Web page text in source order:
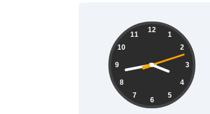
03:43:13 12
1
2
3
4
5
6
7
8
9
10
11